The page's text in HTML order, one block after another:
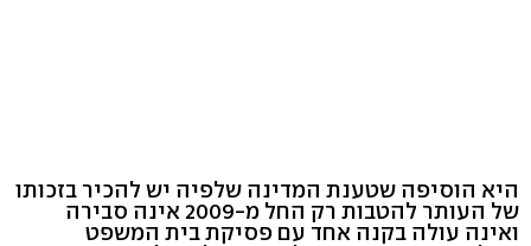
היא הוסיפה שטענת המדינה שלפיה יש להכיר בזכותו
של העותר להטבות רק החל מ-2009 אינה סבירה
ואינה עולה בקנה אחד עם פסיקת בית המשפט